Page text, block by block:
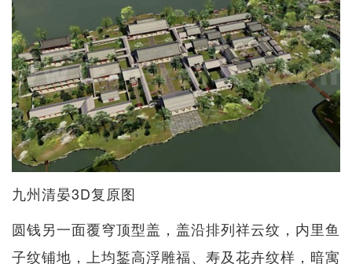
九州清晏3D复原图
圆钱另一面覆穹顶型盖，盖沿排列祥云纹，内里鱼
子纹铺地，上均錾高浮雕福、寿及花卉纹样，暗寓